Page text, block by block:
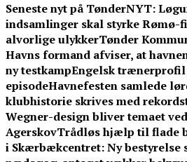
Seneste nyt på TønderNYT:
indsamlinger skal styrke Rømø-
alvorlige ulykkerTønder
Havns formand afviser, at
ny testkampEngelsk
episodeHavnefesten samlede
klubhistorie skrives med
Wegner-design bliver temaet
AgerskovTrådløs hjælp til flade
i Skærbækcentret: Ny bestyrelse